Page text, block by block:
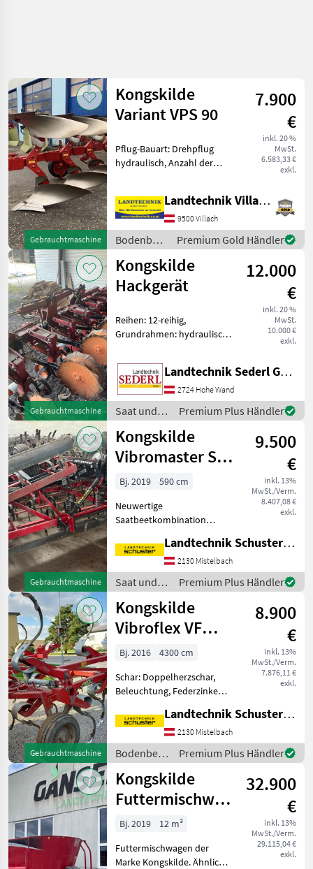
Gebrauchtmaschine
Kongskilde
Variant VPS 90
7.900
€
inkl. 20 %
MwSt.
6.583,33 €
exkl.
Pflug-Bauart: Drehpflug
hydraulisch, Anzahl der
Wendepflug Variant VPS 90,
4-scharig, doppeltwirkende
hydr. Wendung, Scheibens
Landtechnik Villach GmbH
9500 Villach
Bodenbearbeitung
/
Kongskilde
Premium Gold Händler
Gebrauchtmaschine
Kongskilde
Hackgerät
12.000
€
inkl. 20 %
MwSt.
10.000 €
exkl.
Reihen: 12-reihig,
Grundrahmen: hydraulisch
Selbstlenkung,
Pflanzenschutzscheiben,
Farmflexräder Hackgerät
Kongskilde 12x50 oder
12x45 usw He
Landtechnik Sederl GmbH
2724 Hohe Wand
Saat und
Pflege /
Kongskilde
Premium Plus Händler
Gebrauchtmaschine
Kongskilde
Vibromaster SGC
59
9.500
€
inkl. 13%
MwSt./Verm.
8.407,08 €
exkl.
Bj. 2019
590 cm
Neuwertige
Saatbeetkombination
Zinken mit Schmalschare -
Planierschiene
Doppelwalzenkrümmler -
Stützräder - 4 balkig
Besichtigung nur nac
Landtechnik Schuster Niederlassung Mistelbach
2130 Mistelbach
Saat und
Pflege /
Kongskilde
Premium Plus Händler
Gebrauchtmaschine
Kongskilde
Vibroflex VF
4300
8.900
€
inkl. 13%
MwSt./Verm.
7.876,11 €
exkl.
Bj. 2016
4300 cm
Schar: Doppelherzschar,
Beleuchtung, Federzinken,
gebrauchter Kongskilde
Leichtgrubber - TOP
Zustand. Verkauf wegen
Betriebsaufgabe. - Spatenkr
Landtechnik Schuster Niederlassung Mistelbach
2130 Mistelbach
Bodenbearbeitung
/
Kongskilde
Premium Plus Händler
Kongskilde
Futtermischwagen
VM 12-2S
32.900
€
inkl. 13%
MwSt./Verm.
29.115,04 €
exkl.
Bj. 2019
12 m³
Futtermischwagen der
Marke Kongskilde. Ähnlich